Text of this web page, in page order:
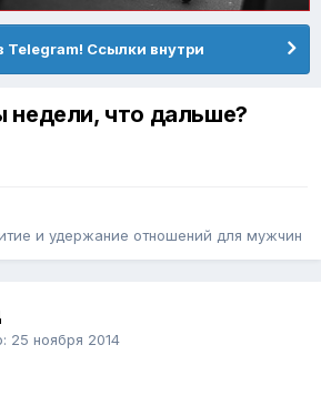
Telegram! Ссылки внутри
недели, что дальше?
и удержание отношений для мужчин
25 ноября 2014